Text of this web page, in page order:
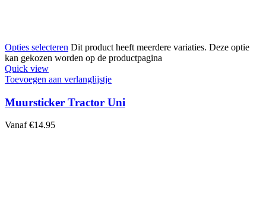
Opties selecteren Dit product heeft meerdere variaties. Deze optie
kan gekozen worden op de productpagina
Quick view
Toevoegen aan verlanglijstje
Muursticker Tractor Uni
Vanaf €14.95